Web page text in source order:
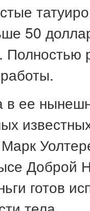
50
ее
Доброй
готов